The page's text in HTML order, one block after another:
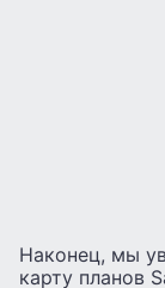
Наконец, мы
карту планов